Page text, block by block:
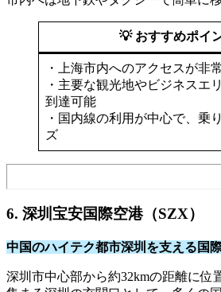
💡 おすすめポイ
・上海市内へのアクセスが非
・主要な観光地やビジネスエ
到達可能​
・国内線の利用が中心で、乗
ズ
6. 深圳宝安国際空港（SZX）
中国のハイテク都市深圳を支える国
深圳市中心部から約32kmの距離に位